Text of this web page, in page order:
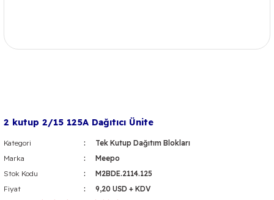
2 kutup 2/15 125A Dağıtıcı Ünite
Kategori
Tek Kutup Dağıtım Blokları
Marka
Meepo
Stok Kodu
M2BDE.2114.125
Fiyat
9,20 USD + KDV